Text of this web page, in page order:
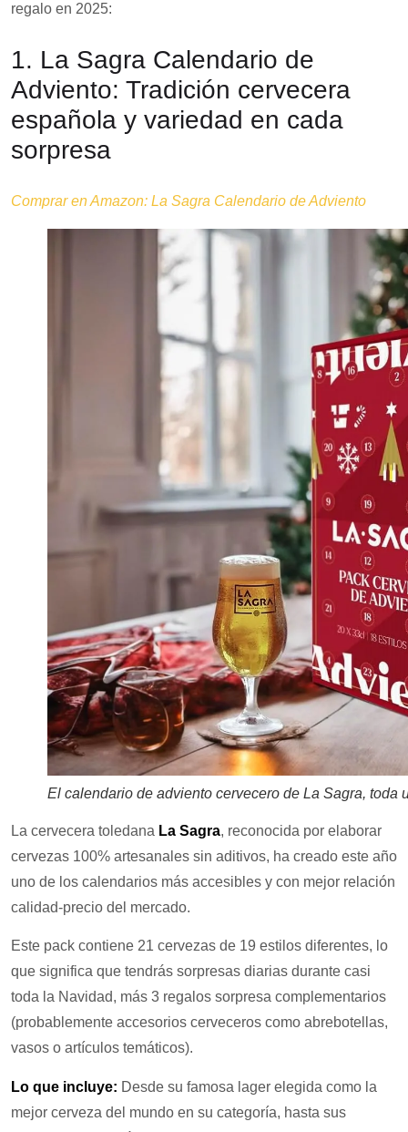
regalo en 2025:
1. La Sagra Calendario de
Adviento: Tradición cervecera
española y variedad en cada
sorpresa
Comprar en Amazon: La Sagra Calendario de Adviento
El calendario de adviento cervecero de La Sagra, toda
La cervecera toledana La Sagra, reconocida por elaborar
cervezas 100% artesanales sin aditivos, ha creado este año
uno de los calendarios más accesibles y con mejor relación
calidad-precio del mercado.
Este pack contiene 21 cervezas de 19 estilos diferentes, lo
que significa que tendrás sorpresas diarias durante casi
toda la Navidad, más 3 regalos sorpresa complementarios
(probablemente accesorios cerveceros como abrebotellas,
vasos o artículos temáticos).​
Lo que incluye: Desde su famosa lager elegida como la
mejor cerveza del mundo en su categoría, hasta sus